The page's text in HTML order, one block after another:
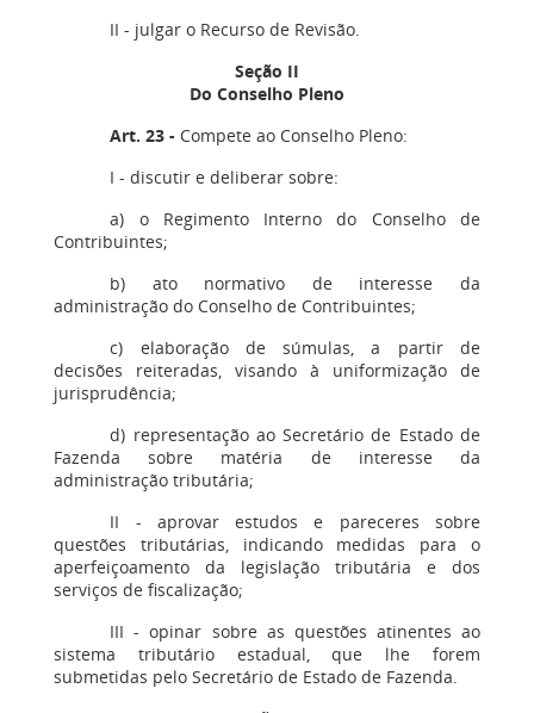
II - julgar o Recurso de Revisão.
Seção II
Do Conselho Pleno
Art. 23 - Compete ao Conselho Pleno:
I - discutir e deliberar sobre:
a) o Regimento Interno do Conselho de
Contribuintes;
b) ato normativo de interesse da
administração do Conselho de Contribuintes;
c) elaboração de súmulas, a partir de
decisões reiteradas, visando à uniformização de
jurisprudência;
d) representação ao Secretário de Estado de
Fazenda sobre matéria de interesse da
administração tributária;
II - aprovar estudos e pareceres sobre
questões tributárias, indicando medidas para o
aperfeiçoamento da legislação tributária e dos
serviços de fiscalização;
III - opinar sobre as questões atinentes ao
sistema tributário estadual, que lhe forem
submetidas pelo Secretário de Estado de Fazenda.